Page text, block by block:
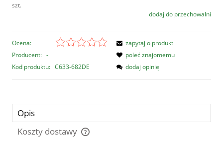
szt.
dodaj do przechowalni
Ocena:
Producent: -
Kod produktu: C633-682DE
zapytaj o produkt
poleć znajomemu
dodaj opinię
Opis
Koszty dostawy
Cena nie zawiera ewentualnych kosztów płatności